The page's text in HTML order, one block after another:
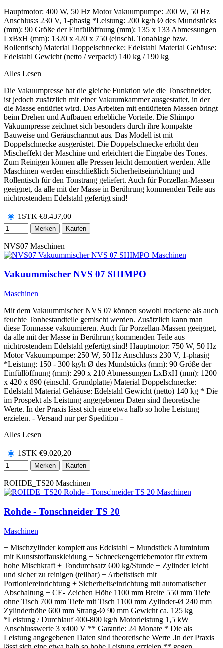
Hauptmotor: 400 W, 50 Hz Motor Vakuumpumpe: 200 W, 50 Hz
Anschlus:s 230 V, 1-phasig *Leistung: 200 kg/h Ø des Mundstücks
(mm): 90 Größe der Einfüllöffnung (mm): 135 x 133 Abmessungen
LxBxH (mm): 1320 x 420 x 750 (einschl. Tonablage bzw.
Rollentisch) Material Doppelschnecke: Edelstahl Material Gehäuse:
Edelstahl Gewicht (netto / verpackt) 140 kg / 190 kg
Alles Lesen
Die Vakuumpresse hat die gleiche Funktion wie die Tonschneider,
ist jedoch zusätzlich mit einer Vakuumkammer ausgestattet, in der
die Masse entlüftet wird. Das Arbeiten mit entlüfteten Massen bringt
beim Drehen und Aufbauen erhebliche Vorteile. Die Shimpo
Vakuumpresse zeichnet sich besonders durch ihre kompakte
Bauweise und Geräuscharmut aus. Das Modell ist mit
Doppelschnecke ausgerüstet. Die Doppelschnecke erhöht den
Mischeffekt der Maschine und erleichtert die Eingabe des Tones.
Zum Reinigen können alle Pressen leicht demontiert werden. Alle
Maschinen werden einschließlich Sicherheitseinrichtung und
Rollentisch für den Tonstrang geliefert. Auch für Porzellan-Massen
geeignet, da alle mit der Masse in Berührung kommenden Teile aus
nichtrostendem Edelstahl gefertigt sind!
1STK €8.437,00
Merken Kaufen
NVS07 Maschinen
Vakuummischer NVS 07 SHIMPO
Maschinen
Mit dem Vakuummischer NVS 07 können sowohl trockene als auch
feuchte Tonbestandteile gemischt werden. Zusätzlich kann man
diese Tonmasse vakuumieren. Auch für Porzellan-Massen geeignet,
da alle mit der Masse in Berührung kommenden Teile aus
nichtrostendem Edelstahl gefertigt sind! Hauptmotor: 750 W, 50 Hz
Motor Vakuumpumpe: 250 W, 50 Hz Anschlus:s 230 V, 1-phasig
*Leistung: 150 - 300 kg/h Ø des Mundstücks (mm): 90 Größe der
Einfüllöffnung (mm): 290 x 210 Abmessungen LxBxH (mm): 1200
x 420 x 890 (einschl. Grundplatte) Material Doppelschnecke:
Edelstahl Material Gehäuse: Edelstahl Gewicht (netto) 140 kg * Die
im Prospekt als Leistung angegebenen Daten sind theoretische
Werte. In der Praxis lässt sich eine etwa halb so hohe Leistung
erzielen. - Versand nur per Spedition -
Alles Lesen
1STK €9.020,20
Merken Kaufen
ROHDE_TS20 Maschinen
Rohde - Tonschneider TS 20
Maschinen
+ Mischzylinder komplett aus Edelstahl + Mundstück Aluminium
mit Kunststoffauskleidung + Schneckengetriebemotor für extrem
hohe Mischkraft + Tondurchsatz 600 kg/Stunde + Zylinder leicht
und sicher zu reinigen (teilbar) + Arbeitstisch mit
Portioniereinrichtung + Sicherheitseinrichtung mit automatischer
Abschaltung + CE- Zeichen Höhe 1100 mm Breite 550 mm Tiefe
ohne Tisch 700 mm Tiefe mit Tisch 1100 mm Zylinder-Ø 240 mm
Zylinderhöhe 600 mm Strang-Ø 90 mm Gewicht ca. 125 kg
*Leistung / Durchlauf 400-800 kg/h Motorleistung 1,5 kW
Anschlusswerte 3 x400 V ** Garantie: 24 Monate * Die als
Leistung angegebenen Daten sind theoretische Werte .In der Praxis
lässt sich eine etwa halb so hohe Leistung erzielen ** gegen